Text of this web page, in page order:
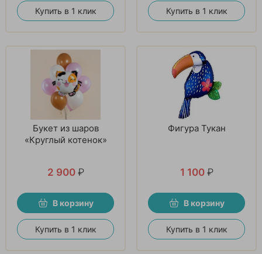
Купить в 1 клик Купить в 1 клик
Букет из шаров
«Круглый котенок»
2 900 ₽
В корзину
Купить в 1 клик
Фигура Тукан
1 100 ₽
В корзину
Купить в 1 клик